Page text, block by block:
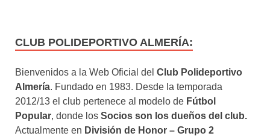
CLUB POLIDEPORTIVO ALMERÍA:
Bienvenidos a la Web Oficial del Club Polideportivo
Almería. Fundado en 1983. Desde la temporada
2012/13 el club pertenece al modelo de Fútbol
Popular, donde los Socios son los dueños del club.
Actualmente en División de Honor – Grupo 2